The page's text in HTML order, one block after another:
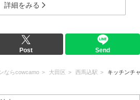
詳細をみる
Post Send
ならcowcamo 大田区 西馬込駅 キッチンチ